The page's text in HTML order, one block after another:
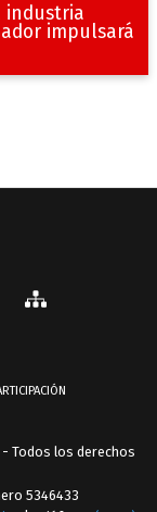
industria
impulsará
Todos los derechos
5346433